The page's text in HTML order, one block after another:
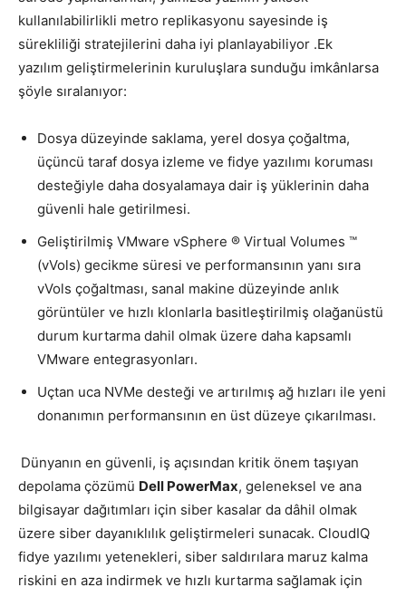
kullanılabilirlikli metro replikasyonu sayesinde iş
sürekliliği stratejilerini daha iyi planlayabiliyor .Ek
yazılım geliştirmelerinin kuruluşlara sunduğu imkânlarsa
şöyle sıralanıyor:
Dosya düzeyinde saklama, yerel dosya çoğaltma,
üçüncü taraf dosya izleme ve fidye yazılımı koruması
desteğiyle daha dosyalamaya dair iş yüklerinin daha
güvenli hale getirilmesi.
Geliştirilmiş VMware vSphere ® Virtual Volumes ™
(vVols) gecikme süresi ve performansının yanı sıra
vVols çoğaltması, sanal makine düzeyinde anlık
görüntüler ve hızlı klonlarla basitleştirilmiş olağanüstü
durum kurtarma dahil olmak üzere daha kapsamlı
VMware entegrasyonları.
Uçtan uca NVMe desteği ve artırılmış ağ hızları ile yeni
donanımın performansının en üst düzeye çıkarılması.
Dünyanın en güvenli, iş açısından kritik önem taşıyan
depolama çözümü Dell PowerMax, geleneksel ve ana
bilgisayar dağıtımları için siber kasalar da dâhil olmak
üzere siber dayanıklılık geliştirmeleri sunacak. CloudIQ
fidye yazılımı yetenekleri, siber saldırılara maruz kalma
riskini en aza indirmek ve hızlı kurtarma sağlamak için